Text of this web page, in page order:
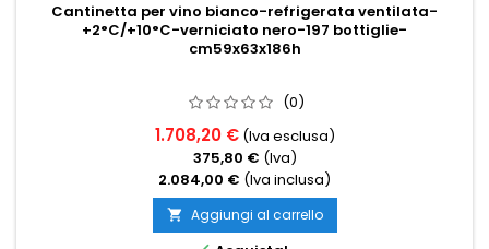
Cantinetta per vino bianco-refrigerata ventilata-
+2°C/+10°C-verniciato nero-197 bottiglie-
cm59x63x186h
(0)
1.708,20 € (Iva esclusa)
375,80 € (Iva)
2.084,00 € (Iva inclusa)
 Aggiungi al carrello